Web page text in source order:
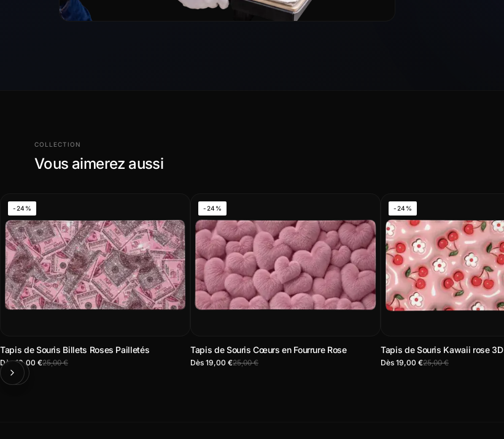
COLLECTION
Vous aimerez aussi
-24%
Tapis de Souris Billets Roses Pailletés
Dès 19,00 €25,00 €
-24%
Tapis de Souris Cœurs en Fourrure Rose
Dès 19,00 €25,00 €
-24%
Tapis de Souris Kawaii rose 3D
Dès 19,00 €25,00 €